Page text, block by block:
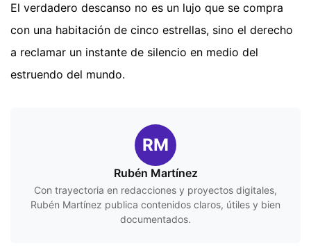
El verdadero descanso no es un lujo que se compra
con una habitación de cinco estrellas, sino el derecho
a reclamar un instante de silencio en medio del
estruendo del mundo.
RM
Rubén Martínez
Con trayectoria en redacciones y proyectos digitales,
Rubén Martínez publica contenidos claros, útiles y bien
documentados.